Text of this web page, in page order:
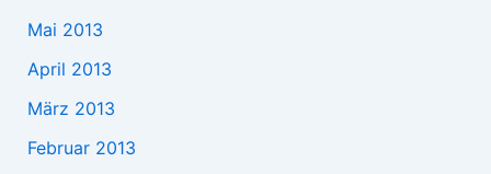
Mai 2013
April 2013
März 2013
Februar 2013